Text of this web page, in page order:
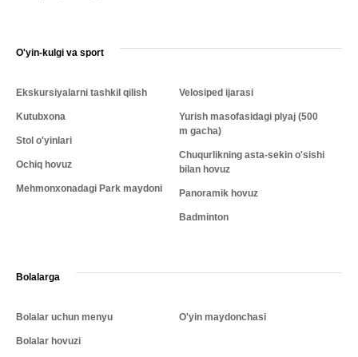
O'yin-kulgi va sport
Ekskursiyalarni tashkil qilish
Kutubxona
Stol o'yinlari
Ochiq hovuz
Mehmonxonadagi Park maydoni
Velosiped ijarasi
Yurish masofasidagi plyaj (500
m gacha)
Chuqurlikning asta-sekin o'sishi
bilan hovuz
Panoramik hovuz
Badminton
Bolalarga
Bolalar uchun menyu
Bolalar hovuzi
O'yin maydonchasi